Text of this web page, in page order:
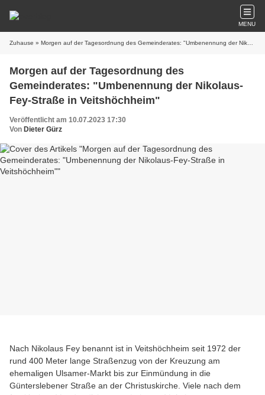
MENU
Zuhause » Morgen auf der Tagesordnung des Gemeinderates: "Umbenennung der Nikolaus-Fey-Straße in Veitshöchheim"
Morgen auf der Tagesordnung des
Gemeinderates: "Umbenennung der Nikolaus-
Fey-Straße in Veitshöchheim"
Veröffentlicht am 10.07.2023 17:30
Von Dieter Gürz
Nach Nikolaus Fey benannt ist in Veitshöchheim seit 1972 der
rund 400 Meter lange Straßenzug von der Kreuzung am
ehemaligen Ulsamer-Markt bis zur Einmündung in die
Günterslebener Straße an der Christuskirche. Viele nach dem